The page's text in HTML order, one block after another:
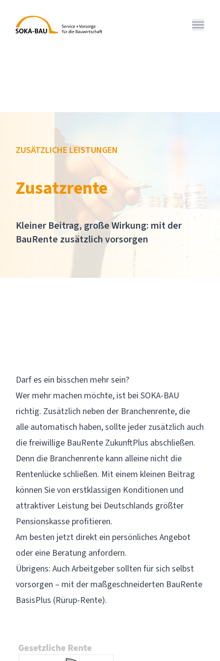
SOKA-BAU Menü
ZUSÄTZLICHE LEISTUNGEN
Zusatzrente
Kleiner Beitrag, große Wirkung: mit der
BauRente zusätzlich vorsorgen
Darf es ein bisschen mehr sein?
Wer mehr machen möchte, ist bei SOKA-BAU
richtig. Zusätzlich neben der Branchenrente, die
alle automatisch haben, sollte jeder zusätzlich auch
die freiwillige BauRente ZukunftPlus abschließen.
Denn die Branchenrente kann alleine nicht die
Rentenlücke schließen. Mit einem kleinen Beitrag
können Sie von erstklassigen Konditionen und
attraktiver Leistung bei Deutschlands größter
Pensionskasse profitieren.
Am besten jetzt direkt ein persönliches Angebot
oder eine Beratung anfordern.
Übrigens: Auch Arbeitgeber sollten für sich selbst
vorsorgen – mit der maßgeschneiderten BauRente
BasisPlus (Rürup-Rente).